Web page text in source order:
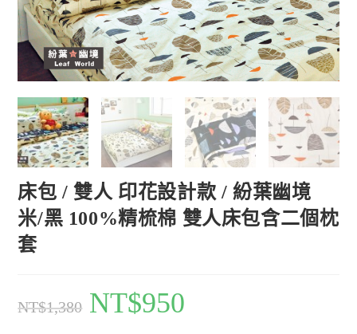
床包 / 雙人 印花設計款 / 紛葉幽境
米/黑 100%精梳棉 雙人床包含二個枕
套
NT$1,380 NT$950